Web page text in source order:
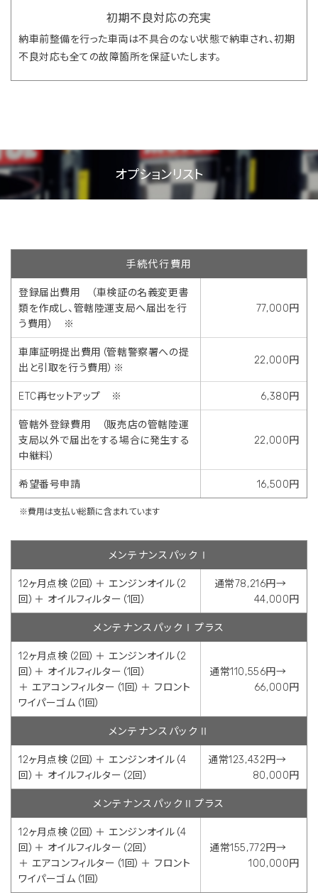
初期不良対応の充実
納車前整備を行った車両は不具合のない状態で納車され、初期
不良対応も全ての故障箇所を保証いたします。
オプションリスト
手続代行費用
登録届出費用 （車検証の名義変更書
類を作成し、管轄陸運支局へ届出を行
う費用） ※
77,000円
車庫証明提出費用（管轄警察署への提
出と引取を行う費用）※
22,000円
ETC再セットアップ ※ 6,380円
管轄外登録費用 （販売店の管轄陸運
支局以外で届出をする場合に発生する
中継料）
22,000円
希望番号申請 16,500円
※費用は支払い総額に含まれています
メンテナンスパックⅠ
12ヶ月点検（2回）＋ エンジンオイル（2
回）＋ オイルフィルター（1回）
通常78,216円→
44,000円
メンテナンスパックⅠプラス
12ヶ月点検（2回）＋ エンジンオイル（2
回）＋ オイルフィルター（1回）
＋ エアコンフィルター（1回）＋ フロント
ワイパーゴム（1回）
通常110,556円→
66,000円
メンテナンスパックⅡ
12ヶ月点検（2回）＋ エンジンオイル（4
回）＋ オイルフィルター（2回）
通常123,432円→
80,000円
メンテナンスパックⅡプラス
12ヶ月点検（2回）＋ エンジンオイル（4
回）＋ オイルフィルター（2回）
＋ エアコンフィルター（1回）＋ フロント
ワイパーゴム（1回）
通常155,772円→
100,000円